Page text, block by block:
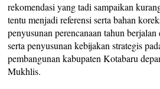
rekomendasi yang tadi sampaikan
tentu menjadi referensi serta bahan
penyusunan perencanaan tahun
serta penyusunan kebijakan strategis
pembangunan kabupaten Kotabaru
Mukhlis.